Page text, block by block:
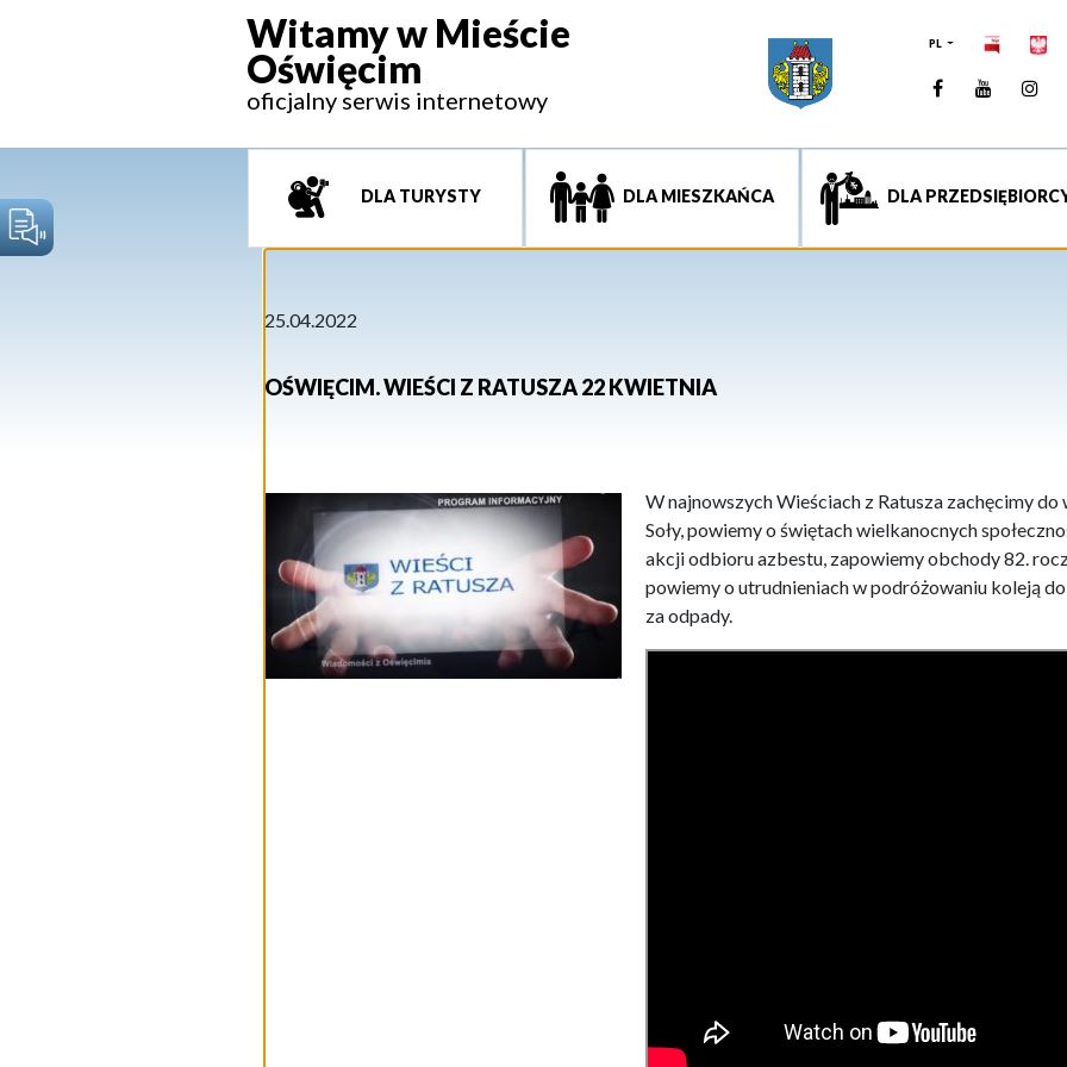
Witamy w Mieście
Oświęcim
oficjalny serwis internetowy
PL
Facebook
DLA TURYSTY DLA MIESZKAŃCA DLA
25.04.2022
OŚWIĘCIM. WIEŚCI Z RATUSZA 22 KWIETNIA
W najnowszych Wieściach z Ratusza zachęcimy
Soły, powiemy o świętach wielkanocnych
akcji odbioru azbestu, zapowiemy obchody 82.
powiemy o utrudnieniach w podróżowaniu koleją
za odpady.